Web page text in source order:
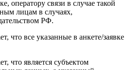
оператору связи в случае такой
лицам в случаях,
РФ.
что все указанные в анкете/заявке
что является субъектом